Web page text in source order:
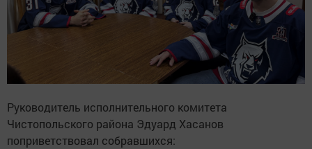
Руководитель исполнительного комитета
Чистопольского района Эдуард Хасанов
поприветствовал собравшихся: